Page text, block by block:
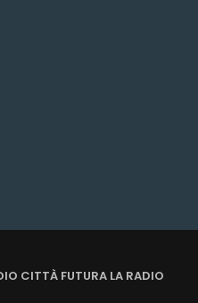
CITTÀ FUTURA LA RADIO